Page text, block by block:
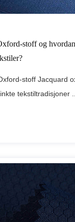
stoff og
stoff Jacquard
tekstiltradisjoner